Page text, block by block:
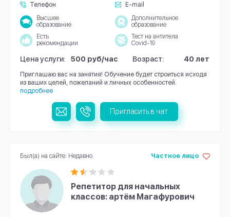
Телефон
E-mail
Высшее
образование
Дополнительное
образование
Есть
рекомендации
Тест на антитела
Covid-19
Цена услуги: 500 руб/час Возраст: 40 лет
Приглашаю вас на занятия! Обучение будет строиться исходя
из ваших целей, пожеланий и личных особенностей.
подробнее
Пригласить в чат
Репетитор для начальных
классов: артём Магафурович
Частное лицо
Был(а) на сайте: Недавно